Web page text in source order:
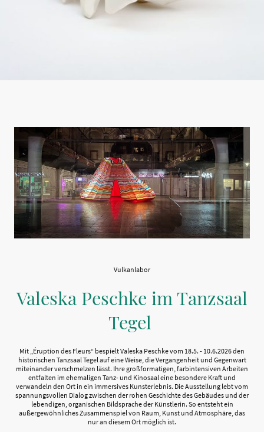
Vulkanlabor
Valeska Peschke im Tanzsaal
Tegel
Mit „Éruption des Fleurs“ bespielt Valeska Peschke vom 18.5. - 10.6.2026 den
historischen Tanzsaal Tegel auf eine Weise, die Vergangenheit und Gegenwart
miteinander verschmelzen lässt. Ihre großformatigen, farbintensiven Arbeiten
entfalten im ehemaligen Tanz- und Kinosaal eine besondere Kraft und
verwandeln den Ort in ein immersives Kunsterlebnis. Die Ausstellung lebt vom
spannungsvollen Dialog zwischen der rohen Geschichte des Gebäudes und der
lebendigen, organischen Bildsprache der Künstlerin. So entsteht ein
außergewöhnliches Zusammenspiel von Raum, Kunst und Atmosphäre, das
nur an diesem Ort möglich ist.